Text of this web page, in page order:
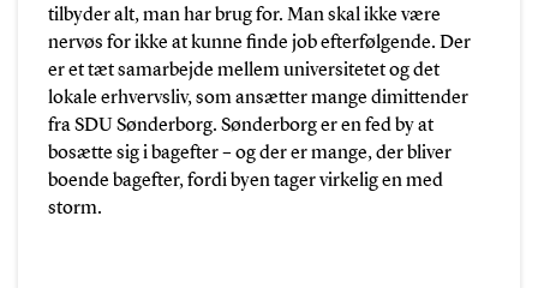
tilbyder alt, man har brug for. Man skal ikke være
nervøs for ikke at kunne finde job efterfølgende. Der
er et tæt samarbejde mellem universitetet og det
lokale erhvervsliv, som ansætter mange dimittender
fra SDU Sønderborg. Sønderborg er en fed by at
bosætte sig i bagefter – og der er mange, der bliver
boende bagefter, fordi byen tager virkelig en med
storm.